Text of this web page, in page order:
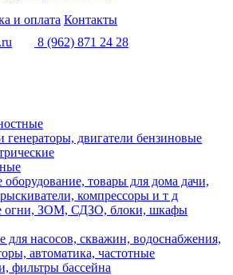
и оплата Контакты
8 (962) 871 24 28
генераторы, двигатели бензиновые
оборудование, товары для дома дачи,
компрессоры и т д
огни, ЗОМ, СДЗО, блоки, шкафы
насосов, скважин, водоснабжения,
автоматика, частотные
фильтры бассейна